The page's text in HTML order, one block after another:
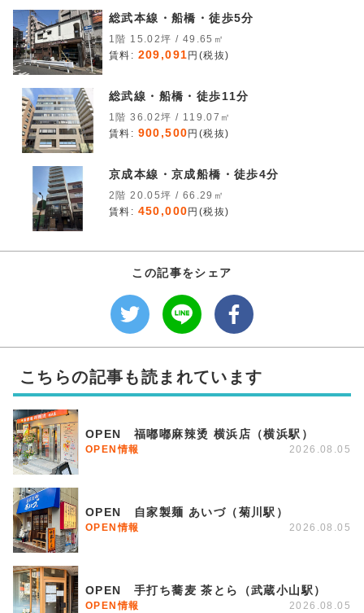
総武本線・船橋・徒歩5分
1階 15.02坪 / 49.65㎡
賃料: 209,091 円(税抜)
総武線・船橋・徒歩11分
1階 36.02坪 / 119.07㎡
賃料: 900,500 円(税抜)
京成本線・京成船橋・徒歩4分
2階 20.05坪 / 66.29㎡
賃料: 450,000 円(税抜)
この記事をシェア
こちらの記事も読まれています
OPEN 福嘟嘟麻辣烫 横浜店（横浜駅）
OPEN情報 2026.08.05
OPEN 自家製麺 あいづ（菊川駅）
OPEN情報 2026.08.05
OPEN 手打ち蕎麦 茶とら（武蔵小山駅）
OPEN情報 2026.08.05